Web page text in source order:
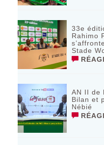
33e
Rahimo
Stade
AN II de
Bilan et
Nébié